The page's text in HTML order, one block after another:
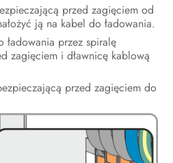
przed zagięciem od
ją na kabel do ładowania.
przez spiralę
zagięciem i dławnicę kablową
przed zagięciem do
UE